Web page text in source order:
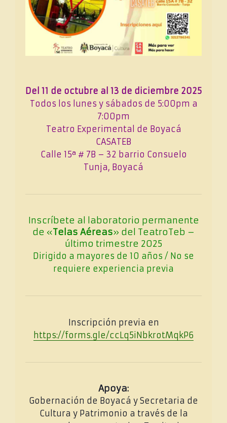
Del 11 de octubre al 13 de diciembre 2025
Todos los lunes y sábados de 5:00pm a
7:00pm
Teatro Experimental de Boyacá
CASATEB
Calle 15ª # 7B – 32 barrio Consuelo
Tunja, Boyacá
Inscríbete al laboratorio permanente
de «Telas Aéreas» del TeatroTeb –
último trimestre 2025
Dirigido a mayores de 10 años / No se
requiere experiencia previa
Inscripción previa en
https://forms.gle/ccLq5iNbkrotMqkP6
Apoya:
Gobernación de Boyacá y Secretaria de
Cultura y Patrimonio a través de la